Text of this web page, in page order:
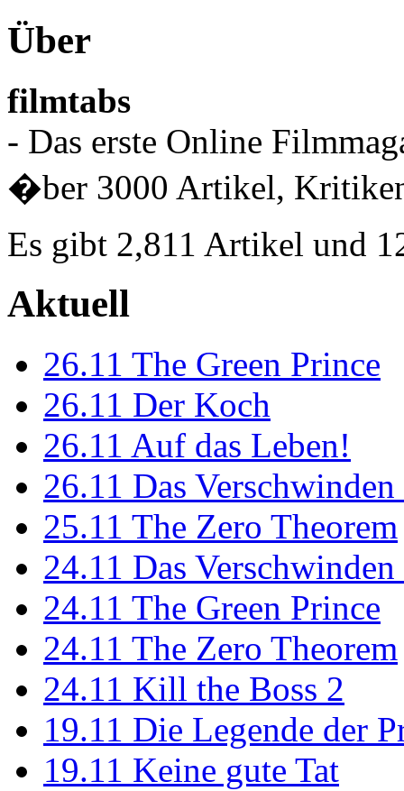
Über
filmtabs
- Das erste Online
�ber 3000 Artikel,
Es gibt 2,811 Artikel und
Aktuell
26.11 The Green Prince
26.11 Der Koch
26.11 Auf das Leben!
26.11 Das
25.11 The Zero Theorem
24.11 Das
24.11 The Green Prince
24.11 The Zero Theorem
24.11 Kill the Boss 2
19.11 Die Legende der
19.11 Keine gute Tat